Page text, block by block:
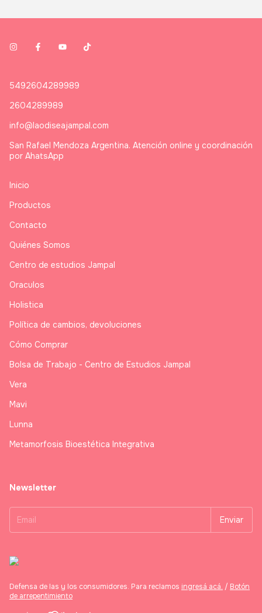
5492604289989
2604289989
info@laodiseajampal.com
San Rafael Mendoza Argentina. Atención online y coordinación
por AhatsApp
Inicio
Productos
Contacto
Quiénes Somos
Centro de estudios Jampal
Oraculos
Holistica
Política de cambios, devoluciones
Cómo Comprar
Bolsa de Trabajo - Centro de Estudios Jampal
Vera
Mavi
Lunna
Metamorfosis Bioestética Integrativa
Newsletter
Defensa de las y los consumidores. Para reclamos ingresá acá. / Botón
de arrepentimiento